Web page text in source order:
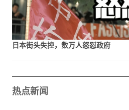
日本街头失控，数万人怒怼政府
热点新闻